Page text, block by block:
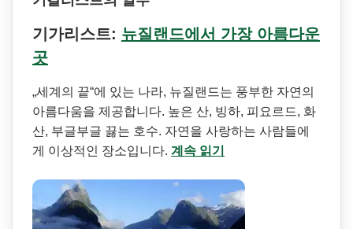
기가리스트: 뉴질랜드에서 가장 아름다운
곳
„세계의 끝“에 있는 나라, 뉴질랜드는 풍부한 자연의
아름다움을 제공합니다. 높은 산, 빙하, 피요르드, 화
산, 부글부글 끓는 호수. 자연을 사랑하는 사람들에
게 이상적인 장소입니다. 계속 읽기